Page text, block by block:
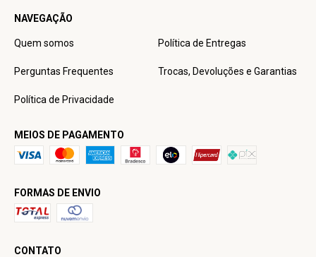
NAVEGAÇÃO
Quem somos Política de Entregas
Perguntas Frequentes Trocas, Devoluções e Garantias
Política de Privacidade
MEIOS DE PAGAMENTO
FORMAS DE ENVIO
CONTATO